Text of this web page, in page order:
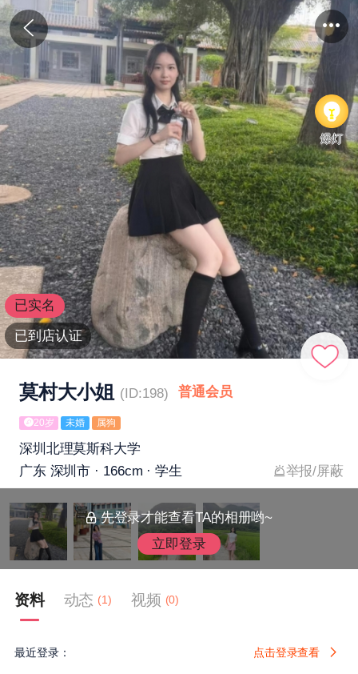
已实名
已到店认证
莫村大小姐 (ID:198) 普通会员
20岁 未婚 属狗
深圳北理莫斯科大学
广东 深圳市 · 166cm · 学生
举报/屏蔽
先登录才能查看TA的相册哟~
立即登录
资料 动态 (1) 视频 (0)
最近登录： 点击登录查看
爆灯